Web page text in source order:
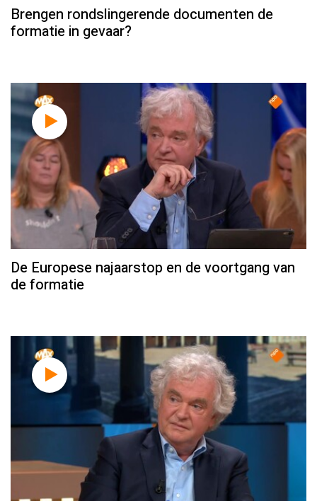
Brengen rondslingerende documenten de
formatie in gevaar?
De Europese najaarstop en de voortgang van
de formatie